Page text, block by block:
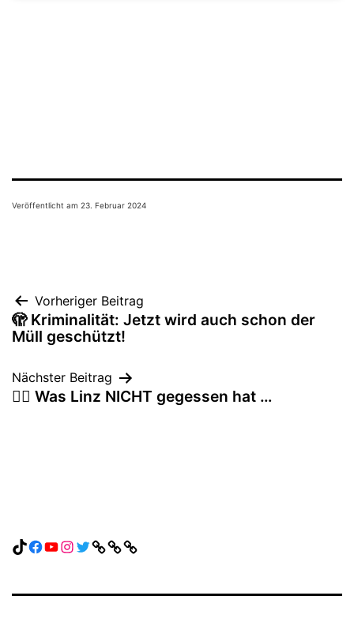
Veröffentlicht am 23. Februar 2024
Beitragsnavigation
Vorheriger Beitrag
🫣 Kriminalität: Jetzt wird auch schon der
Müll geschützt!
Nächster Beitrag
🤷‍♀️ Was Linz NICHT gegessen hat …
TikTok
Facebook
YouTube
Instagram
Twitter
LinkLinkLink